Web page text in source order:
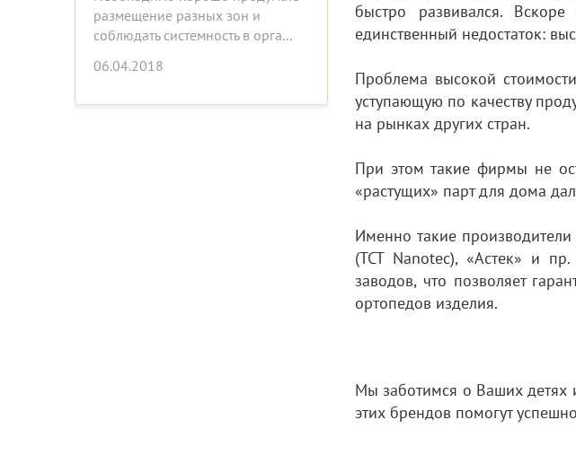
размещение разных зон и
соблюдать системность в орга...
06.04.2018
быстро развивался.
единственный недостаток:
Проблема высокой
уступающую по качеству
на рынках других стран.
При этом такие фирмы не
«растущих» парт для дома
Именно такие
(TCT Nanotec), «Астек» и
заводов, что позволяет
ортопедов изделия.
Мы заботимся о Ваших детях
этих брендов помогут